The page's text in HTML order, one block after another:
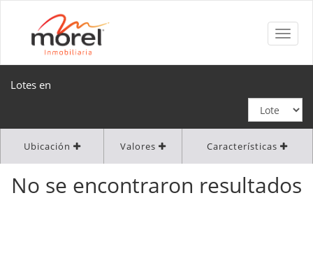
Lotes en
Ubicación Valores Características
No se encontraron resultados